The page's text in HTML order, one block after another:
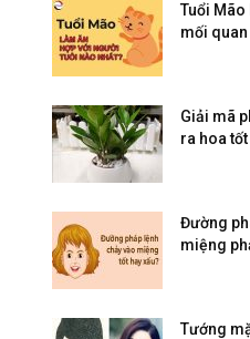
Tuổi Mão
mối quan
Giải mã
ra hoa tốt
Đường
miệng
Tướng